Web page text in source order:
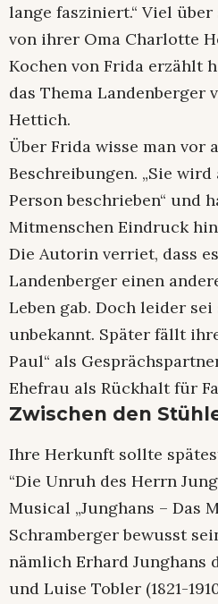
lange fasziniert.“ Viel
von ihrer Oma Charlotte
Kochen von Frida erzählt
das Thema Landenberger
Hettich.
Über Frida wisse man vor
Beschreibungen. „Sie
Person beschrieben“ und
Mitmenschen Eindruck
Die Autorin verriet, dass
Landenberger einen
Leben gab. Doch leider
unbekannt. Später fällt
Paul“ als
Ehefrau als Rückhalt für
Zwischen den
Ihre Herkunft sollte
“Die Unruh des Herrn
Musical „Junghans – Das
Schramberger bewusst
nämlich Erhard Junghans
und Luise Tobler (1821-